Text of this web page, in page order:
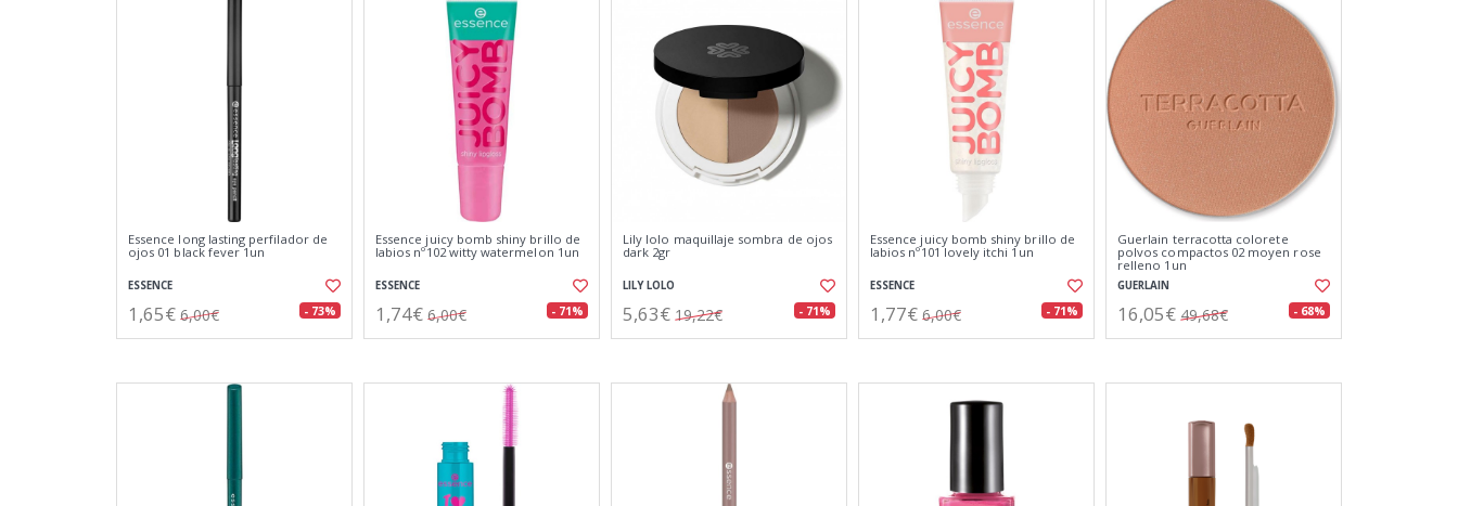
Essence long lasting perfilador de
ojos 01 black fever 1un
ESSENCE
1,65€ 6,00€ - 73%
Essence juicy bomb shiny brillo de
labios nº102 witty watermelon 1un
ESSENCE
1,74€ 6,00€ - 71%
Lily lolo maquillaje sombra de ojos
dark 2gr
LILY LOLO
5,63€ 19,22€ - 71%
Essence juicy bomb shiny brillo de
labios nº101 lovely itchi 1un
ESSENCE
1,77€ 6,00€ - 71%
Guerlain terracotta colorete
polvos compactos 02 moyen rose
relleno 1un
GUERLAIN
16,05€ 49,68€ - 68%